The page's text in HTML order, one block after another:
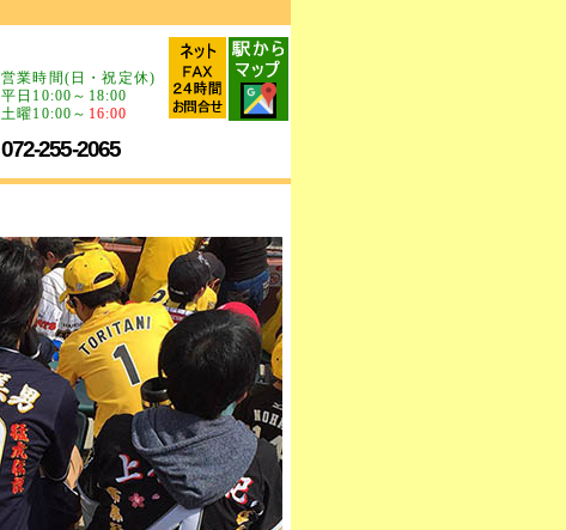
営業時間(日・祝定休)
平日10:00～18:00
土曜10:00～ 16:00
072-255-2065